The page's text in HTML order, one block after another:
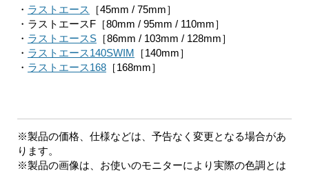
・ ラストエース
［45mm / 75mm］
・ラストエースF［80mm / 95mm / 110mm］
・ ラストエースS ［86mm / 103mm / 128mm］
・ ラストエース140SWIM ［140mm］
・ ラストエース168 ［168mm］
※製品の価格、仕様などは、予告なく変更となる場合があ
ります。
※製品の画像は、お使いのモニターにより実際の色調とは